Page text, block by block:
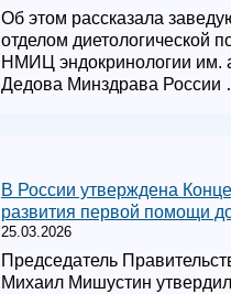
Об этом рассказала
отделом диетологической
НМИЦ эндокринологии им.
Дедова Минздрава России
В России утверждена
развития первой помощи
25.03.2026
Председатель
Михаил Мишустин